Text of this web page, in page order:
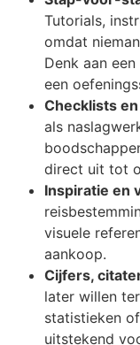
Tutorials,
omdat
Denk aan
een
Checklists
als
direct uit tot
Inspiratie en
visuele
aankoop.
Cijfers,
later willen
statistieken
uitstekend